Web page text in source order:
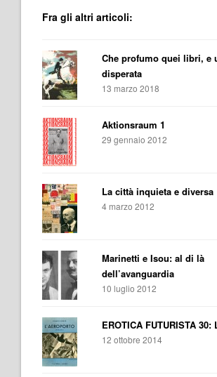
Fra gli altri articoli:
Che profumo quei libri, e
disperata
13 marzo 2018
Aktionsraum 1
29 gennaio 2012
La città inquieta e diversa
4 marzo 2012
Marinetti e Isou: al di là
dell’avanguardia
10 luglio 2012
EROTICA FUTURISTA 30:
12 ottobre 2014